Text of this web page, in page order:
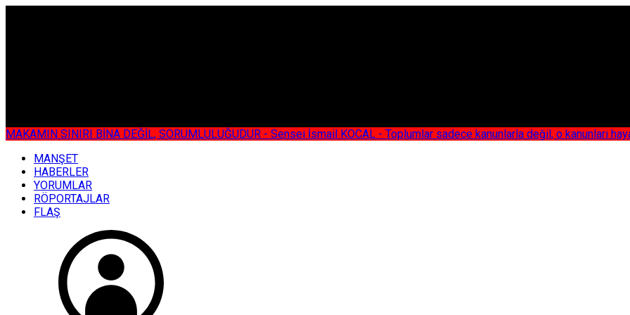
MAKAMIN SINIRI BİNA DEĞİL, SORUMLULUĞUDUR - Sensei İsmail KOCAL - Toplumlar sadece kanunlarla değil, o kanunları
MANŞET
HABERLER
YORUMLAR
RÖPORTAJLAR
FLAŞ